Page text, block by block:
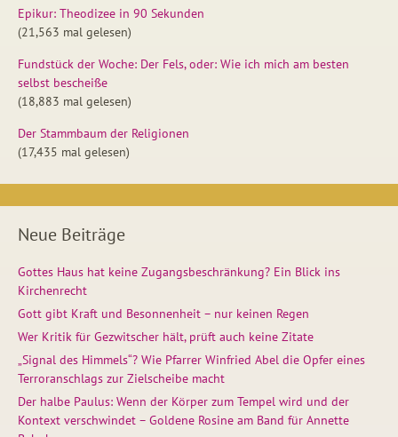
Epikur: Theodizee in 90 Sekunden
(21,563 mal gelesen)
Fundstück der Woche: Der Fels, oder: Wie ich mich am besten
selbst bescheiße
(18,883 mal gelesen)
Der Stammbaum der Religionen
(17,435 mal gelesen)
Neue Beiträge
Gottes Haus hat keine Zugangsbeschränkung? Ein Blick ins
Kirchenrecht
Gott gibt Kraft und Besonnenheit – nur keinen Regen
Wer Kritik für Gezwitscher hält, prüft auch keine Zitate
„Signal des Himmels“? Wie Pfarrer Winfried Abel die Opfer eines
Terroranschlags zur Zielscheibe macht
Der halbe Paulus: Wenn der Körper zum Tempel wird und der
Kontext verschwindet – Goldene Rosine am Band für Annette